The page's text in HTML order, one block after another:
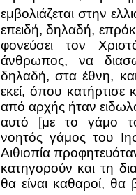
εμβολιάζεται στην
επειδή, δηλαδή,
φονεύσει τον
άνθρωπος, να
δηλαδή, στα έθνη,
εκεί, όπου κατήρτισε
από αρχής ήταν
αυτό [με το γάμο
νοητός γάμος του
Αιθιοπία
κατηγορούν και τη
θα είναι καθαροί,